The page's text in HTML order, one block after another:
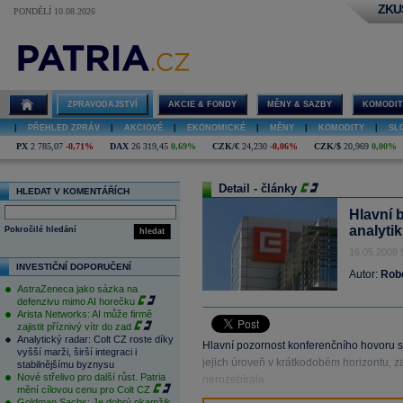
PONDĚLÍ 10.08.2026
ZPRAVODAJSTVÍ AKCIE & FONDY MĚNY & SAZBY
PŘEHLED ZPRÁV AKCIOVÉ EKONOMICKÉ MĚNY KOMODITY
PX 2 785,07 -0,71% DAX 26 319,45 0,69% CZK/€ 24,230 -0,06% CZK/$ 20,969 0,00%
HLEDAT V KOMENTÁŘÍCH
hledat
Pokročilé hledání
INVESTIČNÍ DOPORUČENÍ
AstraZeneca jako sázka na
defenzivu mimo AI horečku
Arista Networks: AI může firmě
zajistit příznivý vítr do zad
Analytický radar: Colt CZ roste díky
vyšší marži, širší integraci i
stabilnějšímu byznysu
Nové střelivo pro další růst. Patria
mění cílovou cenu pro Colt CZ
Detail - články
Hlavní
16.05.2008
Autor:
Hlavní pozornost konferenčního hovoru
jejich úroveň v krátkodobém horizontu,
nerozebírala.